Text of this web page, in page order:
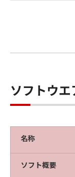
ソフトウエ
名称
ソフト概要